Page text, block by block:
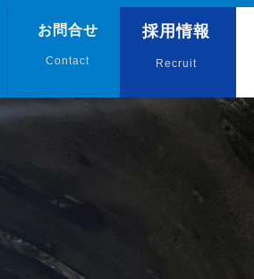
お問合せ
Contact
採用情報
Recruit